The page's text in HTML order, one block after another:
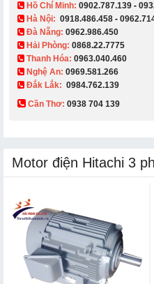
​ Hồ Chí Minh: 0902.787.139 -
Hà Nội: 0918.486.458 -
Đà Nẵng: 0962.986.450
Hải Phòng: 0868.22.7775
Thanh Hóa: 0963.040.460
Nghệ An: 0969.581.266
Đắk Lắk: 0984.762.139
Cần Thơ: 0938 704 139​
Motor điện Hitachi 3